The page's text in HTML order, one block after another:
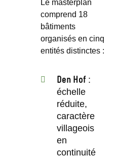
Le masterplan
comprend 18
bâtiments
organisés en cinq
entités distinctes :
Den Hof:
échelle
réduite,
caractère
villageois
en
continuité